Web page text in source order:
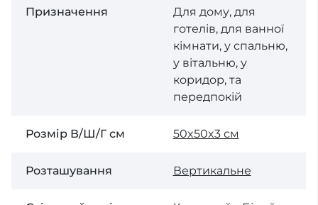
Призначення
Для дому, для
готелів, для ванної
кімнати, у спальню,
у вітальню, у
коридор, та
передпокій
Розмір В/Ш/Г см 50x50x3 см
Розташування Вертикальне